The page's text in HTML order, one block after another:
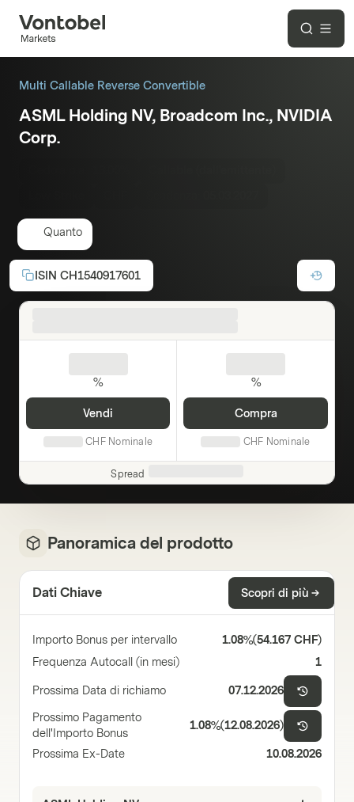
Multi Callable Reverse Convertible
ASML Holding NV, Broadcom Inc., NVIDIA
Corp.
Quanto
ISIN CH1540917601
%
Vendi
CHF Nominale
%
Compra
CHF Nominale
Spread
Panoramica del prodotto
Dati Chiave Scopri di più
Importo Bonus per intervallo 1.08%(54.167 CHF)
Frequenza Autocall (in mesi)
1
Prossima Data di richiamo
07.12.2026
Prossimo Pagamento
dell'Importo Bonus
1.08%(12.08.2026)
Prossima Ex-Date 10.08.2026